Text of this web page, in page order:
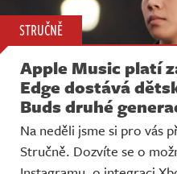
STRUČNĚ
Apple Music platí
Edge dostává
Buds druhé
Na neděli jsme si pro vás
Stručně. Dozvíte se o